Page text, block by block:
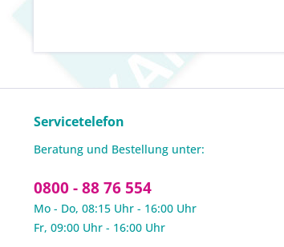
Servicetelefon
Beratung und Bestellung unter:
0800 - 88 76 554
Mo - Do, 08:15 Uhr - 16:00 Uhr
Fr, 09:00 Uhr - 16:00 Uhr